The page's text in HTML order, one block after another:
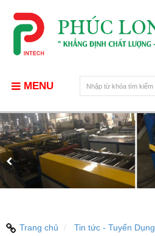
MENU
Trang chủ
Tin tức - Tuyển Dụng